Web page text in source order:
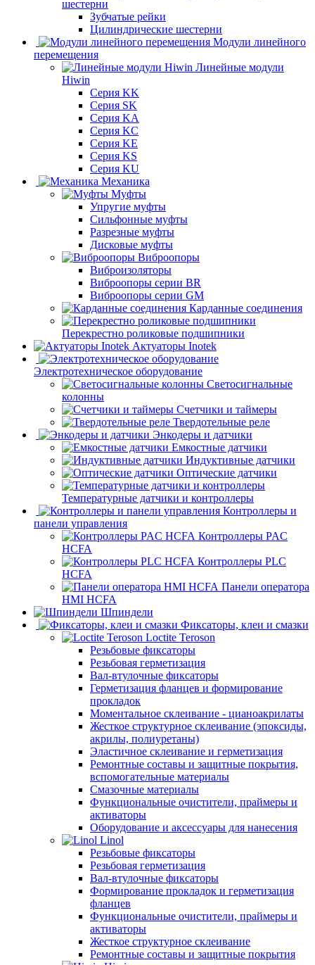
шестерни
Зубчатые рейки
Цилиндрические шестерни
Модули линейного
перемещения
Линейные модули
Hiwin
Серия KK
Серия SK
Серия KA
Серия KC
Серия KE
Серия KS
Серия KU
Механика
Муфты
Упругие муфты
Сильфонные муфты
Разрезные муфты
Дисковые муфты
Виброопоры
Виброизоляторы
Виброопоры серии BR
Виброопоры серии GM
Карданные соединения
Перекрестно роликовые подшипники
Актуаторы Inotek
Электротехническое оборудование
Светосигнальные
колонны
Счетчики и таймеры
Твердотельные реле
Энкодеры и датчики
Емкостные датчики
Индуктивные датчики
Оптические датчики
Температурные датчики и контроллеры
Контроллеры и
панели управления
Контроллеры PAC
HCFA
Контроллеры PLC
HCFA
Панели оператора
HMI HCFA
Шпиндели
Фиксаторы, клеи и смазки
Loctite Teroson
Резьбовые фиксаторы
Резьбовая герметизация
Вал-втулочные фиксаторы
Герметизация фланцев и формирование
прокладок
Моментальное склеивание - цианоакрилаты
Жесткое структурное склеивание (эпоксиды,
акрилы, полиуретаны)
Эластичное склеивание и герметизация
Ремонтные составы и защитные покрытия,
вспомогательные материалы
Смазочные материалы
Функциональные очистители, праймеры и
активаторы
Оборудование и аксессуары для нанесения
Linol
Резьбовые фиксаторы
Резьбовая герметизация
Вал-втулочные фиксаторы
Формирование прокладок и герметизация
фланцев
Функциональные очистители, праймеры и
активаторы
Жесткое структурное склеивание
Ремонтные составы и защитные покрытия